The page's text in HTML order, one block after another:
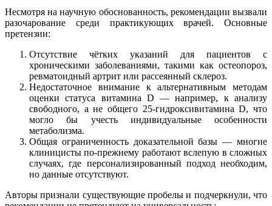
Несмотря на научную обоснованность, рекомендации вызвали
разочарование среди практикующих врачей. Основные
претензии:
Отсутствие чётких указаний для пациентов с
хроническими заболеваниями, такими как остеопороз,
ревматоидный артрит или рассеянный склероз.
Недостаточное внимание к альтернативным методам
оценки статуса витамина D — например, к анализу
свободного, а не общего 25-гидроксивитамина D, что
могло бы учесть индивидуальные особенности
метаболизма.
Общая ограниченность доказательной базы — многие
клиницисты по-прежнему работают вслепую в сложных
случаях, где персонализированный подход необходим,
но данные отсутствуют.
Авторы признали существующие пробелы и подчеркнули, что